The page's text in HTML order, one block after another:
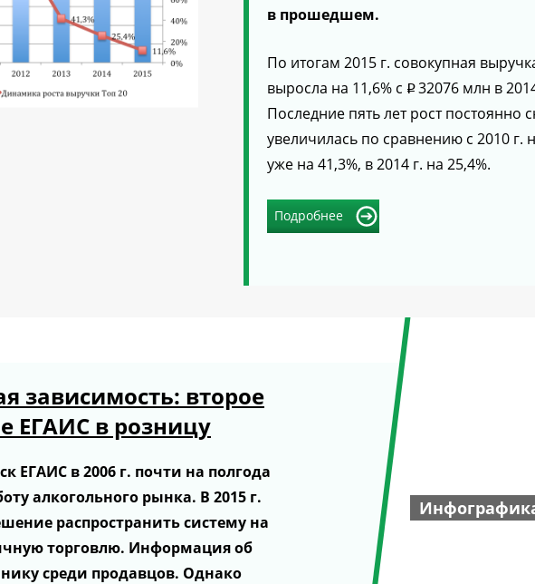
в прошедшем.
По итогам 2015 г. совокупная
выросла на 11,6% с p 32076 млн в
Последние пять лет рост постоянно
увеличилась по сравнению с 2010 г.
уже на 41,3%, в 2014 г. на 25,4%.
Подробнее
зависимость: второе
ЕГАИС в розницу
ЕГАИС в 2006 г. почти на полгода
алкогольного рынка. В 2015 г.
распространить систему на
торговлю. Информация об
среди продавцов. Однако